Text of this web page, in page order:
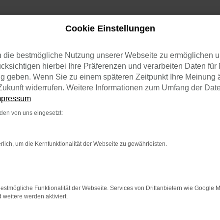
mit Lieferservice nach Chemnitz
MIT
– MIT
Vertrauen. Das gilt für Chemnitz ebenso wie für jeden
seit mehr als 40 Jahren und ist seither im
mit erstklassigem Fachwissen. Somit verkaufen wir
und Kunden aus Chemnitz und Umgebung da.
bzw. Ölwechsel als auch Termine für die anstehende
Cookie Einstellungen
die bestmögliche Nutzung unserer Webseite zu ermöglichen
hierbei Ihre Präferenzen und verarbeiten Daten
geben. Wenn Sie zu einem späteren Zeitpunkt Ihre Meinung
widerrufen. Weitere Informationen zum Umfang der
von uns eingesetzt:
um die Kernfunktionalität der Webseite zu gewährleisten.
Funktionalität der Webseite. Services von Drittanbietern wie Google
weitere werden aktiviert.